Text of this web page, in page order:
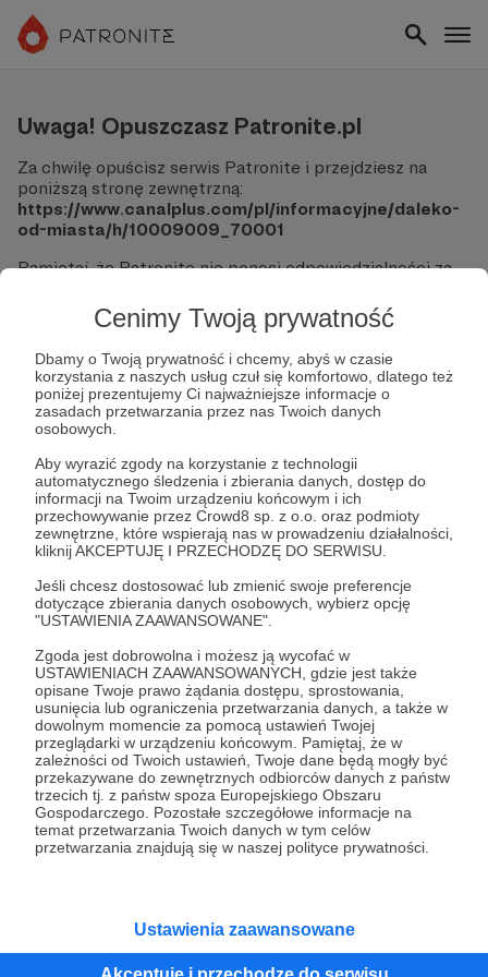
Cenimy Twoją prywatność
Dbamy o Twoją prywatność i chcemy, abyś w czasie
korzystania z naszych usług czuł się komfortowo, dlatego też
poniżej prezentujemy Ci najważniejsze informacje o
zasadach przetwarzania przez nas Twoich danych
osobowych.
Aby wyrazić zgody na korzystanie z technologii
automatycznego śledzenia i zbierania danych, dostęp do
informacji na Twoim urządzeniu końcowym i ich
przechowywanie przez Crowd8 sp. z o.o. oraz podmioty
zewnętrzne, które wspierają nas w prowadzeniu działalności,
kliknij AKCEPTUJĘ I PRZECHODZĘ DO SERWISU.
Jeśli chcesz dostosować lub zmienić swoje preferencje
dotyczące zbierania danych osobowych, wybierz opcję
"USTAWIENIA ZAAWANSOWANE".
Zgoda jest dobrowolna i możesz ją wycofać w
USTAWIENIACH ZAAWANSOWANYCH, gdzie jest także
opisane Twoje prawo żądania dostępu, sprostowania,
usunięcia lub ograniczenia przetwarzania danych, a także w
dowolnym momencie za pomocą ustawień Twojej
przeglądarki w urządzeniu końcowym. Pamiętaj, że w
zależności od Twoich ustawień, Twoje dane będą mogły być
przekazywane do zewnętrznych odbiorców danych z państw
trzecich tj. z państw spoza Europejskiego Obszaru
Gospodarczego. Pozostałe szczegółowe informacje na
temat przetwarzania Twoich danych w tym celów
przetwarzania znajdują się w naszej polityce prywatności.
Ustawienia zaawansowane
Uwaga! Opuszczasz Patronite.pl
Za chwilę opuścisz serwis Patronite i przejdziesz na
poniższą stronę zewnętrzną:
https://www.canalplus.com/pl/informacyjne/daleko-
od-miasta/h/10009009_70001
Pamiętaj, że Patronite nie ponosi odpowiedzialności za
Nie podawaj swoich danych logowania ani informacji
Sprawdź dokładnie adres URL, zanim klikniesz przycisk
"Tak, przejdź do strony".
Jeśli masz wątpliwości, wróć do Patronite i zweryfikuj
link.
Czy na pewno chcesz kontynuować?
Tak, przejdź do strony
Pozostań na Patronite
Kategorie
O Patronite
Dodatkowe produkty
Pomoc
RegulaminPolityka prywatnościPatronite Commons